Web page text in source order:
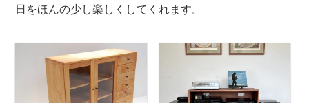
日をほんの少し楽しくしてくれます。